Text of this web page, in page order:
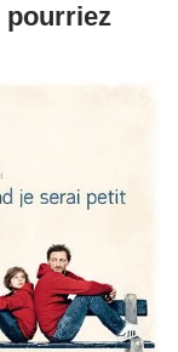
pourriez